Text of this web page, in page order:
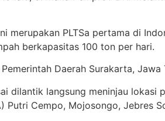
merupakan PLTSa pertama di
berkapasitas 100 ton per hari.
Daerah Surakarta, Jawa
dilantik langsung meninjau
Putri Cempo, Mojosongo, Jebres